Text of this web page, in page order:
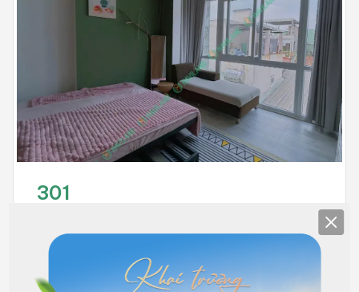
301
Đầy đủ nội thất
5.500.000